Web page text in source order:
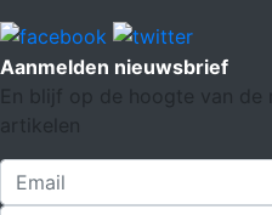
Aanmelden nieuwsbrief
En blijf op de hoogte van de
artikelen